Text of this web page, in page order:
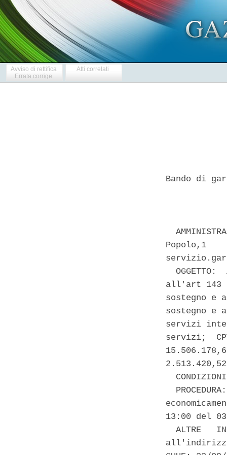
Avviso di rettifica
Errata corrige
Atti correlati
Bando di
Popolo,1
OGGETTO:
all'art 143
sostegno
sostegno
servizi
servizi;
13:00 del
ALTRE
all'indirizzo